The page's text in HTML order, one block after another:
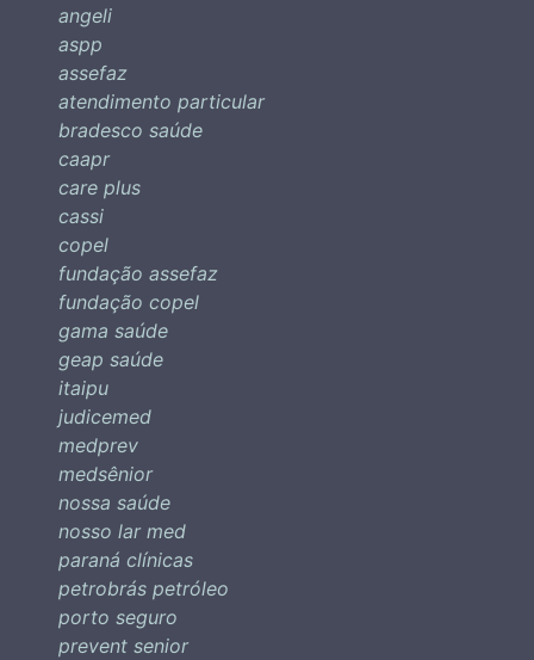
angeli
aspp
assefaz
atendimento particular
bradesco saúde
caapr
care plus
cassi
copel
fundação assefaz
fundação copel
gama saúde
geap saúde
itaipu
judicemed
medprev
medsênior
nossa saúde
nosso lar med
paraná clínicas
petrobrás petróleo
porto seguro
prevent senior